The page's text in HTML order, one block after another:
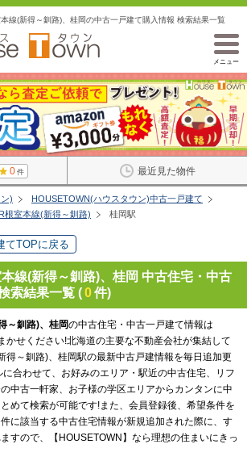
線(新得～釧路)、桂岡の中古一戸建て購入情報 検索結果一覧
メニュー
0 件 最近見た物件
)
HOUSETOWN(ハウスタウン)中古一戸建て
根室本線(新得～釧路) 桂岡駅
てTOPに戻る
線(新得～釧路)、桂岡 中古住宅・中古
索結果一覧 (0件)
～釧路)、桂岡の中古住宅・中古一戸建て情報は
かせください!北海道の主要な不動産会社が集結して
得～釧路)、桂岡駅の最新中古戸建情報を毎日追加更
合わせて、お好みのエリア・駅近の中古住宅、リフ
中古一軒家、お子様の学区エリアからカンタンに中
めて検索が可能です!また、会員登録後、希望条件を
に該当する中古住宅情報が新規追加された際に、す
すので、【HOUSETOWN】なら理想の住まいにきっ